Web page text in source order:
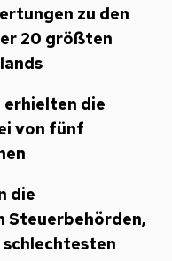
zu den
20 größten
erhielten die
von fünf
die
Steuerbehörden,